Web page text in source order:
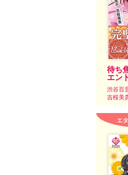
待ち
エン
渋谷百
吉桜美
エ